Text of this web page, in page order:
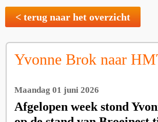
< terug naar het overzicht
Yvonne Brok naar
Maandag 01 juni 2026
Afgelopen week stond